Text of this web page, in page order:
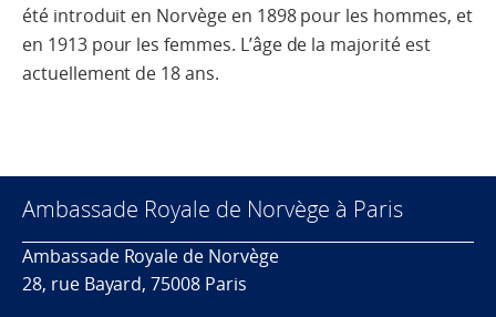
été introduit en Norvège en 1898 pour les hommes, et
en 1913 pour les femmes. L’âge de la majorité est
actuellement de 18 ans.
Ambassade Royale de Norvège à Paris
Ambassade Royale de Norvège
28, rue Bayard, 75008 Paris